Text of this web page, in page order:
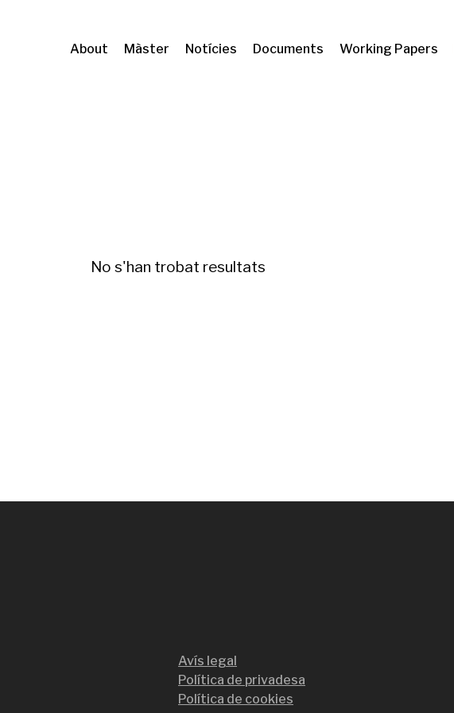
About Màster Notícies Documents Working Papers
No s'han trobat resultats
Avís legal
Política de privadesa
Política de cookies